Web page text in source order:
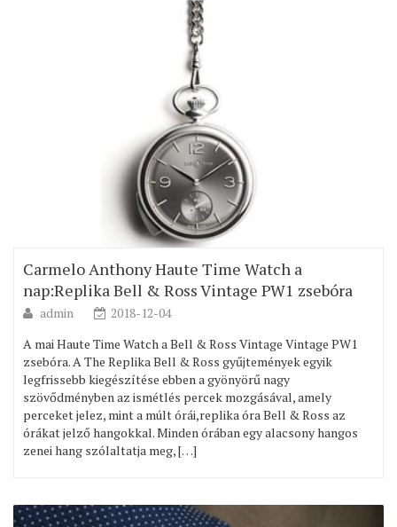
Carmelo Anthony Haute Time Watch a
nap:Replika Bell & Ross Vintage PW1 zsebóra
admin
2018-12-04
A mai Haute Time Watch a Bell & Ross Vintage Vintage PW1
zsebóra. A The Replika Bell & Ross gyűjtemények egyik
legfrissebb kiegészítése ebben a gyönyörű nagy
szövődményben az ismétlés percek mozgásával, amely
perceket jelez, mint a múlt órái,replika óra Bell & Ross az
órákat jelző hangokkal. Minden órában egy alacsony hangos
zenei hang szólaltatja meg, […]